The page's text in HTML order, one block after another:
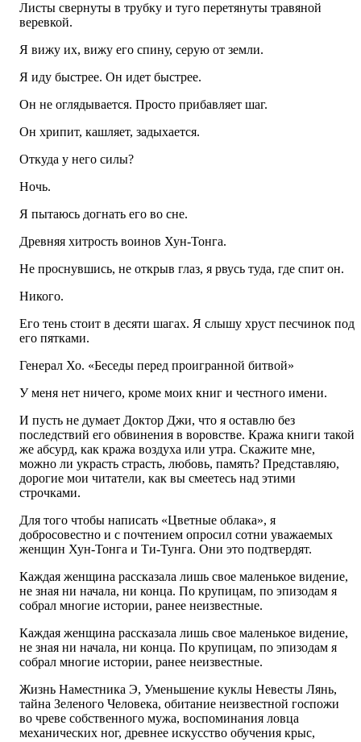
Листы свернуты в трубку и туго перетянуты травяной
веревкой.
Я вижу их, вижу его спину, серую от земли.
Я иду быстрее. Он идет быстрее.
Он не оглядывается. Просто прибавляет шаг.
Он хрипит, кашляет, задыхается.
Откуда у него силы?
Ночь.
Я пытаюсь догнать его во сне.
Древняя хитрость воинов Хун-Тонга.
Не проснувшись, не открыв глаз, я рвусь туда, где спит он.
Никого.
Его тень стоит в десяти шагах. Я слышу хруст песчинок под
его пятками.
Генерал Хо. «Беседы перед проигранной битвой»
У меня нет ничего, кроме моих книг и честного имени.
И пусть не думает Доктор Джи, что я оставлю без
последствий его обвинения в воровстве. Кража книги такой
же абсурд, как кража воздуха или утра. Скажите мне,
можно ли украсть страсть, любовь, память? Представляю,
дорогие мои читатели, как вы смеетесь над этими
строчками.
Для того чтобы написать «Цветные облака», я
добросовестно и с почтением опросил сотни уважаемых
женщин Хун-Тонга и Ти-Тунга. Они это подтвердят.
Каждая женщина рассказала лишь свое маленькое видение,
не зная ни начала, ни конца. По крупицам, по эпизодам я
собрал многие истории, ранее неизвестные.
Каждая женщина рассказала лишь свое маленькое видение,
не зная ни начала, ни конца. По крупицам, по эпизодам я
собрал многие истории, ранее неизвестные.
Жизнь Наместника Э, Уменьшение куклы Невесты Лянь,
тайна Зеленого Человека, обитание неизвестной госпожи
во чреве собственного мужа, воспоминания ловца
механических ног, древнее искусство обучения крыс,